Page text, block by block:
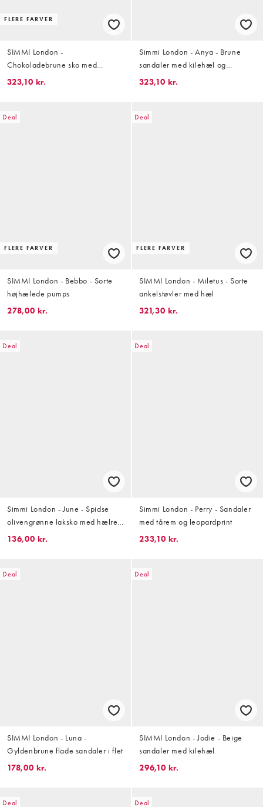
FLERE FARVER
SIMMI London -
Chokoladebrune sko med
hælrem og spændedetaljer i
323,10 kr.
Simmi London - Anya - Brune
sandaler med kilehæl og
guldfarvet tådetalje
323,10 kr.
Deal
FLERE FARVER
SIMMI London - Bebbo - Sorte
højhælede pumps
278,00 kr.
Deal
FLERE FARVER
SIMMI London - Miletus - Sorte
ankelstøvler med hæl
321,30 kr.
Deal
Simmi London - June - Spidse
olivengrønne laksko med hælrem
og kitten-hæl
136,00 kr.
Deal
Simmi London - Perry - Sandaler
med tårem og leopardprint
233,10 kr.
Deal
SIMMI London - Luna -
Gyldenbrune flade sandaler i flet
178,00 kr.
Deal
SIMMI London - Jodie - Beige
sandaler med kilehæl
296,10 kr.
Deal Deal